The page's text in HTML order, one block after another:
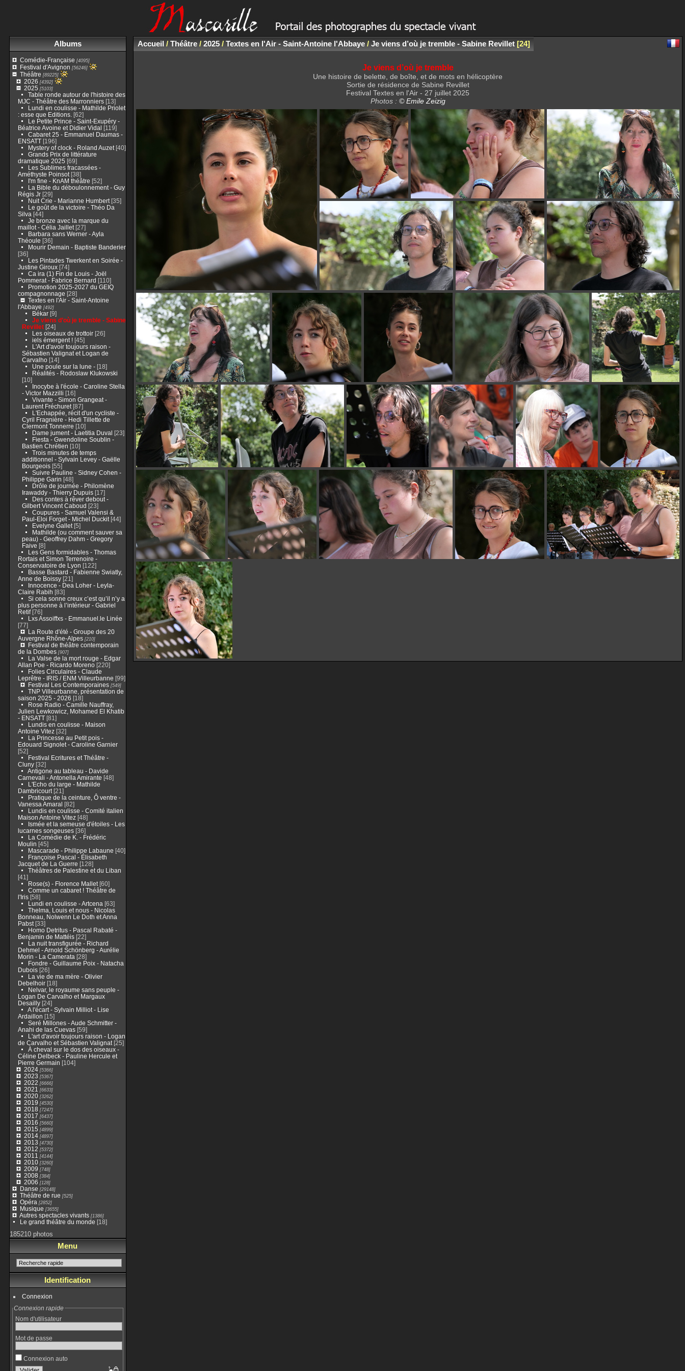
Albums
Comédie-Française [4095]
Festival d'Avignon [56246]
Théâtre [89225]
2026 [4392]
2025 [5103]
Table ronde autour de l'histoire des
MJC - Théâtre des Marronniers[13]
Lundi en coulisse - Mathilde Priolet
: esse que Editions. [62]
Le Petite Prince - Saint-Exupéry -
Béatrice Avoine et Didier Vidal [119]
Cabaret 25 - Emmanuel Daumas -
ENSATT[196]
Mystery of clock - Roland Auzet[40]
Grands Prix de littérature
dramatique 2025 [69]
Les Sublimes fracassées -
Améthyste Poinsot[38]
I'm fine - KnAM théâtre [52]
La Bible du déboulonnement - Guy
Régis Jr[29]
Nuit Crie - Marianne Humbert[35]
Le goût de la victoire - Théo Da
Silva [44]
Je bronze avec la marque du
maillot - Célia Jaillet[27]
Barbara sans Werner - Ayla
Théoule [36]
Mourir Demain - Baptiste Banderier
[36]
Les Pintades Twerkent en Soirée -
Justine Giroux[74]
Ca ira (1) Fin de Louis - Joël
Pommerat - Fabrice Bernard [110]
Promotion 2025-2027 du GEIQ
compagnonnage [28]
Textes en l'Air - Saint-Antoine
l'Abbaye [492]
Békar[9]
Je viens d’où je tremble - Sabine
Revillet[24]
Les oiseaux de trottoir[26]
iels émergent ![45]
L'Art d'avoir toujours raison -
Sébastien Valignat et Logan de
Carvalho[14]
Une poule sur la lune -[18]
Réalités - Rodoslaw Klukowski
[10]
Inocybe à l'école - Caroline Stella
- Victor Mazzilli [16]
Vivante - Simon Grangeat -
Laurent Fréchuret[87]
L'Echappée, récit d'un cycliste -
Cyril Fragnière - Hedi Tillette de
Clermont Tonnerre [10]
Dame jument - Laetitia Duval [23]
Fiesta - Gwendoline Soublin -
Bastien Chrétien [10]
Trois minutes de temps
additionnel - Sylvain Levey - Gaëlle
Bourgeois[55]
Suivre Pauline - Sidney Cohen -
Philippe Garin [48]
Drôle de journée - Philomène
Irawaddy - Thierry Dupuis[17]
Des contes à rêver debout -
Gilbert Vincent Caboud [23]
Coupures - Samuel Valensi &
Paul-Eloi Forget - Michel Duckit[44]
Evelyne Gallet[5]
Mathilde (ou comment sauver sa
peau) - Geoffrey Dahm - Gregory
Faive [8]
Les Gens formidables - Thomas
Rortais et Simon Terrenoire -
Conservatoire de Lyon [122]
Basse Bastard - Fabienne Swiatly,
Anne de Boissy[21]
Innocence - Dea Loher - Leyla-
Claire Rabih [83]
Si cela sonne creux c’est qu’il n’y a
plus personne à l’intérieur - Gabriel
Retif[76]
Lxs Assoiffxs - Emmanuel.le Linée
[77]
La Route d'été - Groupe des 20
Auvergne Rhône-Alpes[210]
Festival de théâtre contemporain
de la Dombes[907]
La Valse de la mort rouge - Edgar
Allan Poe - Ricardo Moreno[220]
Folies Circulaires - Claude
Leprêtre - IRIS / ENM Villeurbanne [99]
Festival Les Contemporaines[549]
TNP Villeurbanne, présentation de
saison 2025 - 2026 [18]
Rose Radio - Camille Nauffray,
Julien Lewkowicz, Mohamed El Khatib
- ENSATT[81]
Lundis en coulisse - Maison
Antoine Vitez[32]
La Princesse au Petit pois -
Edouard Signolet - Caroline Garnier
[52]
Festival Ecritures et Théâtre -
Cluny[32]
Antigone au tableau - Davide
Carnevali - Antonella Amirante [48]
L'Echo du large - Mathilde
Dambricourt[21]
Pratique de la ceinture, Ô ventre -
Vanessa Amaral [82]
Lundis en coulisse - Comité italien
Maison Antoine Vitez[48]
Ismée et la semeuse d'étoiles - Les
lucarnes songeuses[36]
La Comédie de K. - Frédéric
Moulin [45]
Mascarade - Philippe Labaune [40]
Françoise Pascal - Élisabeth
Jacquet de La Guerre [128]
Théâtres de Palestine et du Liban
[41]
Rose(s) - Florence Mallet[60]
Comme un cabaret ! Théâtre de
l'Iris[58]
Lundi en coulisse - Artcena [63]
Thelma, Louis et nous - Nicolas
Bonneau, Nolwenn Le Doth et Anna
Pabst[33]
Homo Detritus - Pascal Rabaté -
Benjamin de Mattéis[22]
La nuit transfigurée - Richard
Dehmel - Arnold Schönberg - Aurélie
Morin - La Camerata [28]
Fondre - Guillaume Poix - Natacha
Dubois[26]
La vie de ma mère - Olivier
Debelhoir[18]
Nelvar, le royaume sans peuple -
Logan De Carvalho et Margaux
Desailly[24]
A l'écart - Sylvain Milliot - Lise
Ardaillon [15]
Seré Millones - Aude Schmitter -
Anahi de las Cuevas[59]
L'art d'avoir toujours raison - Logan
de Carvalho et Sébastien Valignat[25]
À cheval sur le dos des oiseaux -
Céline Delbeck - Pauline Hercule et
Pierre Germain [104]
2024[5366]
2023 [5367]
2022 [6666]
2021 [6633]
2020[3262]
2019 [4530]
2018 [7247]
2017 [6437]
2016 [5660]
2015 [4899]
2014[4897]
2013 [4730]
2012 [5372]
2011 [4144]
2010[3260]
2009 [748]
2008 [384]
2006 [128]
Danse [29148]
Théâtre de rue [525]
Opéra [2852]
Musique [3655]
Autres spectacles vivants[1386]
Le grand théâtre du monde [18]
185210 photos
Menu
Identification
Connexion
Connexion rapide
Nom d'utilisateur
Mot de passe
Connexion auto
Accueil/ Théâtre/ 2025/ Textes en l'Air - Saint-Antoine l'Abbaye/ Je viens d’où je tremble - Sabine Revillet 24
Je viens d’où je tremble
Une histoire de belette, de boîte, et de mots en hélicoptère
Sortie de résidence de Sabine Revillet
Festival Textes en l'Air - 27 juillet 2025
Photos : © Emile Zeizig